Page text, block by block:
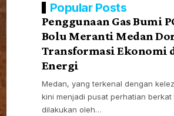
Popular Posts
Penggunaan Gas Bumi
Bolu Meranti Medan
Transformasi Ekonomi
Energi
Medan, yang terkenal dengan
kini menjadi pusat perhatian
dilakukan oleh…